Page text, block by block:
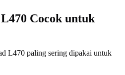
Cocok untuk
L470 paling sering dipakai untuk